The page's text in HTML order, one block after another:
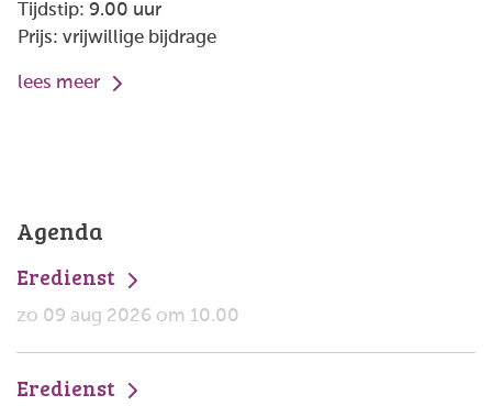
Tijdstip: 9.00 uur
Prijs: vrijwillige bijdrage
lees meer
Agenda
Eredienst
zo 09 aug 2026 om 10.00
Eredienst